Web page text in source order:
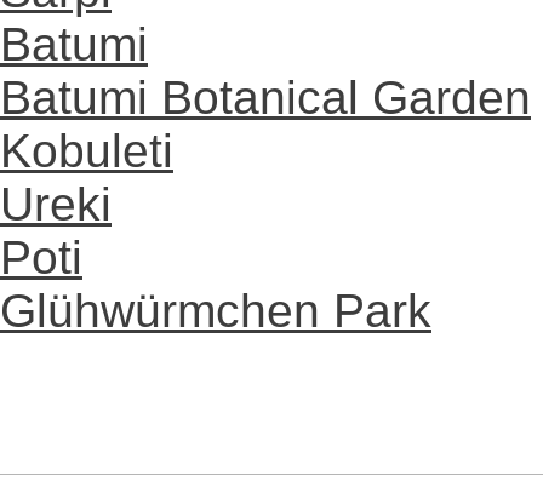
Batumi
Batumi Botanical Garden
Kobuleti
Ureki
Poti
Glühwürmchen Park